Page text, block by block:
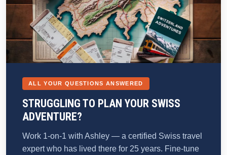
ALL YOUR QUESTIONS ANSWERED
STRUGGLING TO PLAN YOUR SWISS
ADVENTURE?
Work 1-on-1 with Ashley — a certified Swiss travel
expert who has lived there for 25 years. Fine-tune